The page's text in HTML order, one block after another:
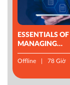
ESSENTIALS OF
MANAGING
OPERATIONS
Offline 78 Giờ